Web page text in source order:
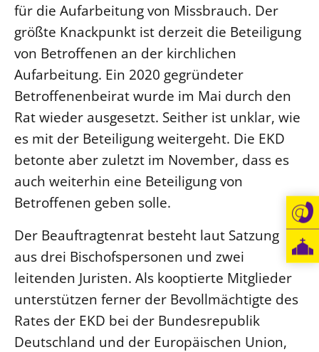
für die Aufarbeitung von Missbrauch. Der
größte Knackpunkt ist derzeit die Beteiligung
von Betroffenen an der kirchlichen
Aufarbeitung. Ein 2020 gegründeter
Betroffenenbeirat wurde im Mai durch den
Rat wieder ausgesetzt. Seither ist unklar, wie
es mit der Beteiligung weitergeht. Die EKD
betonte aber zuletzt im November, dass es
auch weiterhin eine Beteiligung von
Betroffenen geben solle.
Der Beauftragtenrat besteht laut Satzung
aus drei Bischofspersonen und zwei
leitenden Juristen. Als kooptierte Mitglieder
unterstützen ferner der Bevollmächtigte des
Rates der EKD bei der Bundesrepublik
Deutschland und der Europäischen Union,
Kirchliche Verwaltung
Klimaschutzgesetz
Kunstreferat
NKVK
Öffentlichkeitsarbeit
Personalausschuss
Projektmanagement
Recht
Terminstundenplaner